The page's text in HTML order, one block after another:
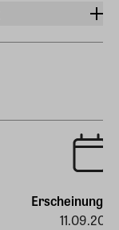
11.09.2025